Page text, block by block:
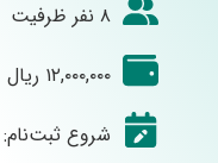
۸ نفر ظرفیت
۱۲,۰۰۰,۰۰۰ ریال
شروع ثبت‌نام: ۱۴۰۴/۰۹/۰۶